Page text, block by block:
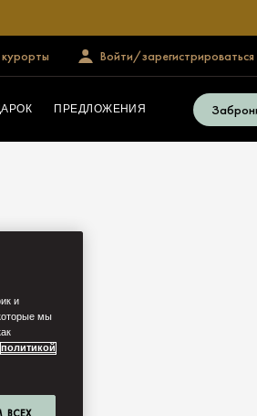
Войти/зарегистрироваться
ПРЕДЛОЖЕНИЯ
и
мы
политикой
ВСЕХ